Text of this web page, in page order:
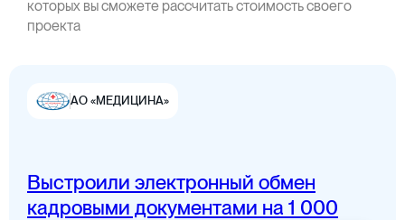
Цифровая канцелярия
которых вы сможете рассчитать стоимость своего
проекта
АО «МЕДИЦИНА»
Выстроили электронный обмен
кадровыми документами на 1 000